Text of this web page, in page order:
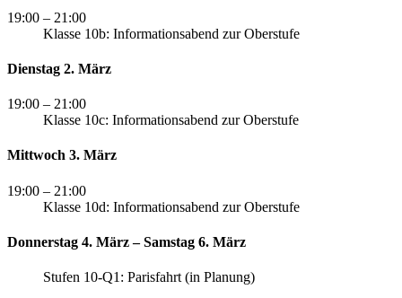
19:00 – 21:00
Klasse 10b: Informationsabend zur Oberstufe
Dienstag 2. März
19:00 – 21:00
Klasse 10c: Informationsabend zur Oberstufe
Mittwoch 3. März
19:00 – 21:00
Klasse 10d: Informationsabend zur Oberstufe
Donnerstag 4. März – Samstag 6. März
Stufen 10-Q1: Parisfahrt (in Planung)